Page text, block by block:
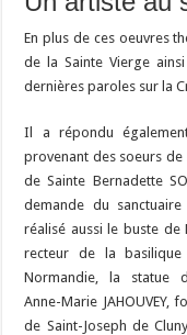
En plus de ces oeuvres
de la Sainte Vierge
dernières paroles sur la
Il a répondu
provenant des soeurs de
de Sainte Bernadette
demande du
réalisé aussi le buste de
recteur de la
Normandie, la statue
Anne-Marie JAHOUVEY,
de Saint-Joseph de